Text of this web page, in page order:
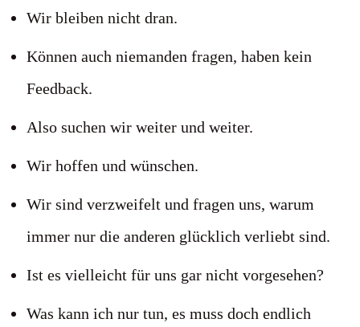
Wir bleiben nicht dran.
Können auch niemanden fragen, haben kein
Feedback.
Also suchen wir weiter und weiter.
Wir hoffen und wünschen.
Wir sind verzweifelt und fragen uns, warum
immer nur die anderen glücklich verliebt sind.
Ist es vielleicht für uns gar nicht vorgesehen?
Was kann ich nur tun, es muss doch endlich